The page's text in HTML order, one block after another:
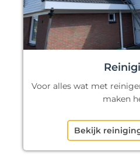
Voor alles wat met
maken
Bekijk